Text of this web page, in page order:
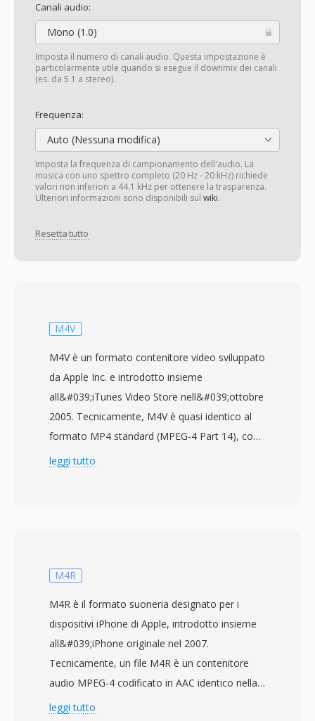
Canali audio:
Mono (1.0)
Imposta il numero di canali audio. Questa impostazione è
particolarmente utile quando si esegue il downmix dei canali
(es. da 5.1 a stereo).
Frequenza:
Auto (Nessuna modifica)
Imposta la frequenza di campionamento dell'audio. La
musica con uno spettro completo (20 Hz - 20 kHz) richiede
valori non inferiori a 44.1 kHz per ottenere la trasparenza.
Ulteriori informazioni sono disponibili sul wiki.
Resetta tutto
M4V
M4V è un formato contenitore video sviluppato
da Apple Inc. e introdotto insieme
all&#039;iTunes Video Store nell&#039;ottobre
2005. Tecnicamente, M4V è quasi identico al
formato MP4 standard (MPEG-4 Part 14), con
la distinzione principale nella protezione
supporto codec sono gli stessi. Il formato
supportando risoluzioni fino al 4K e funzionalità
come marcatori di capitolo, tracce di sottotitoli
e tag di metadati per titolo, copertina e
valutazioni. Apple ha scelto l&#039;estensione
MP4 generici, principalmente affinchè gli
leggi tutto
M4R
M4R è il formato suoneria designato per i
dispositivi iPhone di Apple, introdotto insieme
all&#039;iPhone originale nel 2007.
Tecnicamente, un file M4R è un contenitore
audio MPEG-4 codificato in AAC identico nella
struttura all&#039;M4A — le uniche differenze
leggi tutto